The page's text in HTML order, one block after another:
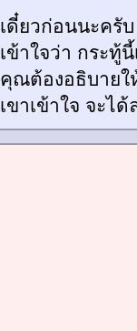
เดี๋ยวก่อนนะครั
เข้าใจว่า กระทู้
คุณต้องอธิบายใ
เขาเข้าใจ จะไ